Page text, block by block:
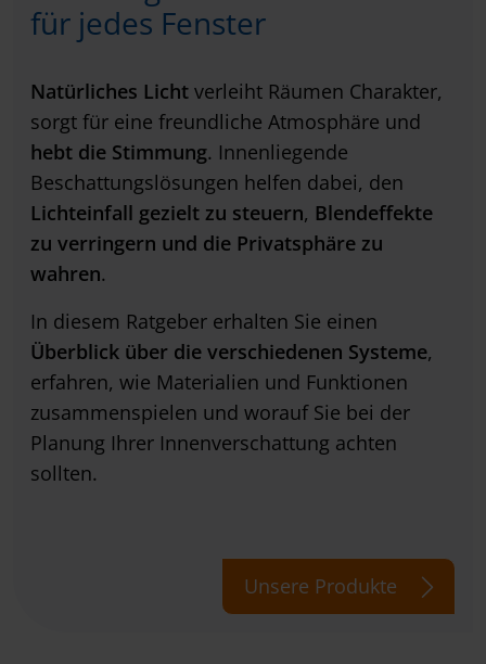
für jedes Fenster
Natürliches Licht verleiht Räumen Charakter,
sorgt für eine freundliche Atmosphäre und
hebt die Stimmung. Innenliegende
Beschattungslösungen helfen dabei, den
Lichteinfall gezielt zu steuern, Blendeffekte
zu verringern und die Privatsphäre zu
wahren.
In diesem Ratgeber erhalten Sie einen
Überblick über die verschiedenen Systeme,
erfahren, wie Materialien und Funktionen
zusammenspielen und worauf Sie bei der
Planung Ihrer Innenverschattung achten
sollten.
Unsere Produkte